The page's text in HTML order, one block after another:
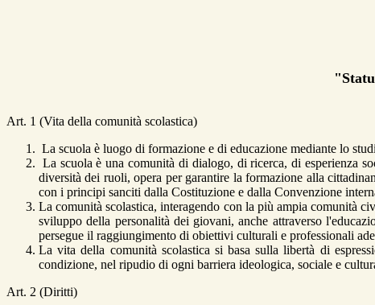
Art. 1 (Vita della comunità scolastica)
La scuola è luogo di formazione e di educazione mediante lo
La scuola è una comunità di dialogo, di ricerca, di esperienza
diversità dei ruoli, opera per garantire la formazione alla
con i principi sanciti dalla Costituzione e dalla Convenzione
La comunità scolastica, interagendo con la più ampia comunità
sviluppo della personalità dei giovani, anche attraverso
persegue il raggiungimento di obiettivi culturali e professionali
La vita della comunità scolastica si basa sulla libertà di
condizione, nel ripudio di ogni barriera ideologica, sociale e
Art. 2 (Diritti)